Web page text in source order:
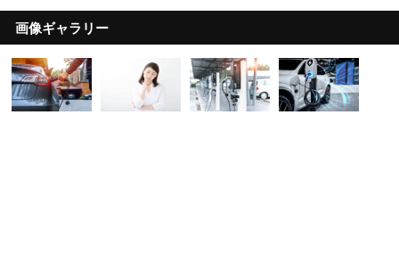
画像ギャラリー